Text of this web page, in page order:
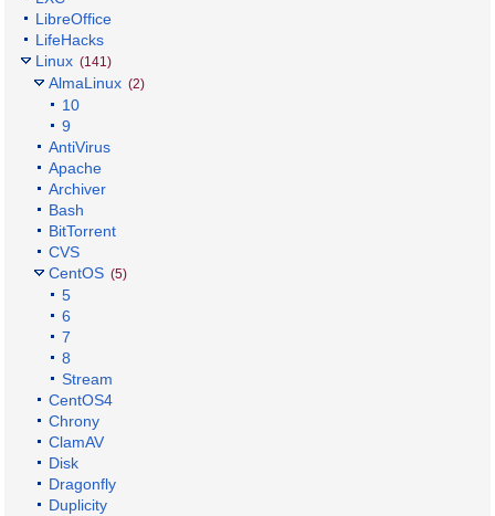
LibreOffice
LifeHacks
Linux (141)
AlmaLinux (2)
10
9
AntiVirus
Apache
Archiver
Bash
BitTorrent
CVS
CentOS (5)
5
6
7
8
Stream
CentOS4
Chrony
ClamAV
Disk
Dragonfly
Duplicity